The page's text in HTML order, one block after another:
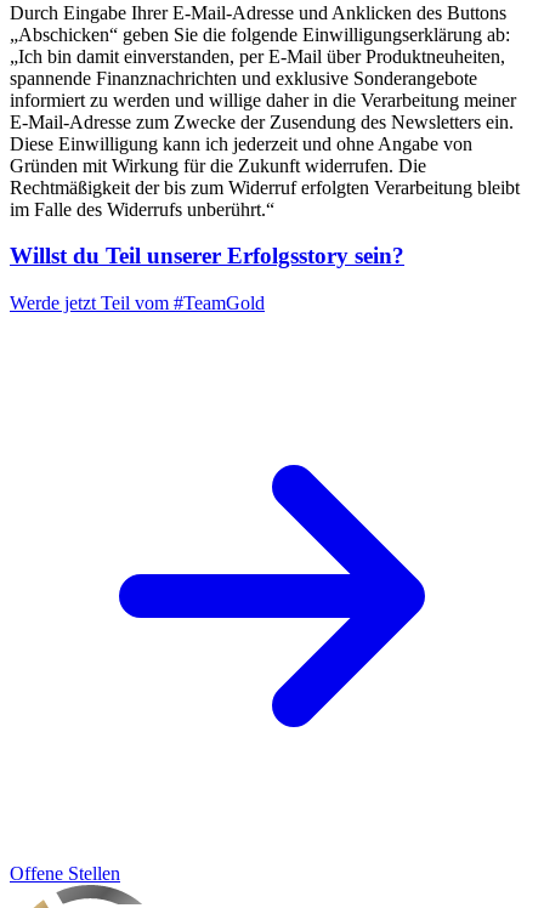
Durch Eingabe Ihrer E-Mail-Adresse und Anklicken des Buttons
„Abschicken“ geben Sie die folgende Einwilligungserklärung ab:
„Ich bin damit einverstanden, per E-Mail über Produktneuheiten,
spannende Finanznachrichten und exklusive Sonderangebote
informiert zu werden und willige daher in die Verarbeitung meiner
E-Mail-Adresse zum Zwecke der Zusendung des Newsletters ein.
Diese Einwilligung kann ich jederzeit und ohne Angabe von
Gründen mit Wirkung für die Zukunft widerrufen. Die
Rechtmäßigkeit der bis zum Widerruf erfolgten Verarbeitung bleibt
im Falle des Widerrufs unberührt.“
Willst du Teil unserer Erfolgsstory sein?
Werde jetzt Teil vom #TeamGold
Offene Stellen